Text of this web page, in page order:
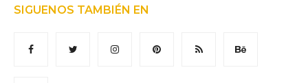
SIGUENOS TAMBIÉN EN